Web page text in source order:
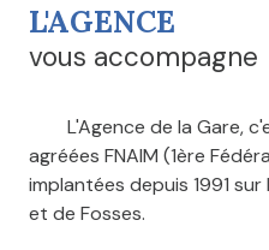
L'AGENCE
vous accompagne
L'Agence de la Gare,
agréées FNAIM (1ère
implantées depuis 1991
et de Fosses.